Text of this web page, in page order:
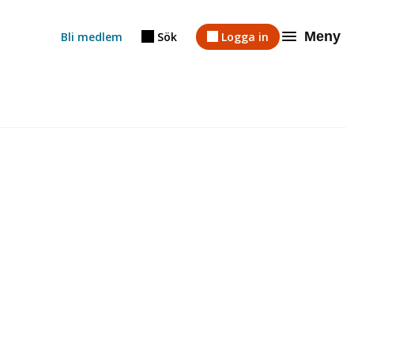
Bli medlem Sök Logga in Meny